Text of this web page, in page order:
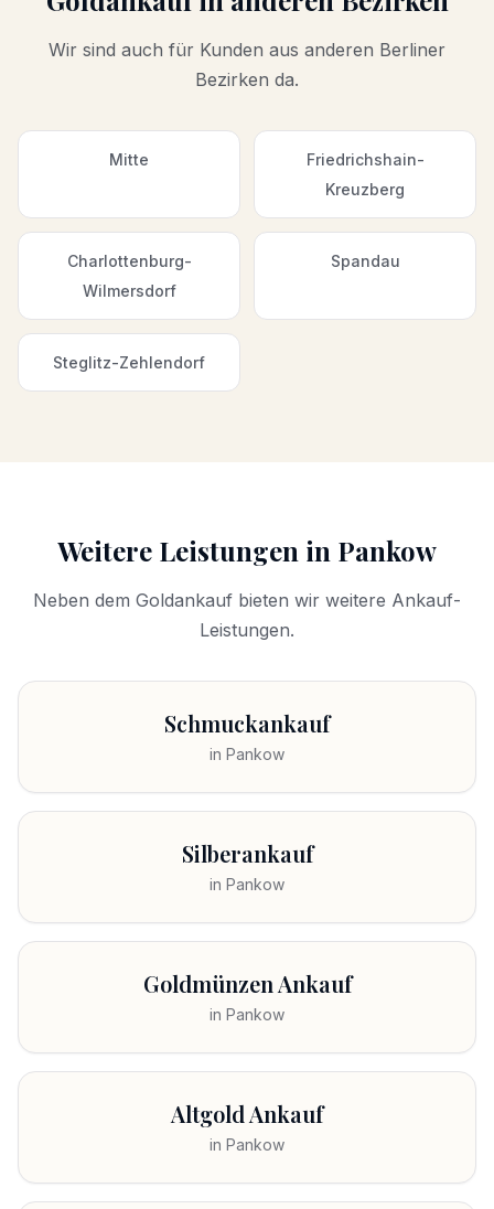
Wir sind auch für Kunden aus anderen Berliner
Bezirken da.
Mitte
Friedrichshain-
Kreuzberg
Charlottenburg-
Wilmersdorf
Spandau
Steglitz-Zehlendorf
Weitere Leistungen in Pankow
Neben dem Goldankauf bieten wir weitere Ankauf-
Leistungen.
Schmuckankauf
in Pankow
Silberankauf
in Pankow
Goldmünzen Ankauf
in Pankow
Altgold Ankauf
in Pankow